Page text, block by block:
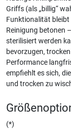
Griffs (als „billig“
Funktionalität bleibt
Reinigung betonen
sterilisiert werden
bevorzugen,
Performance
empfiehlt es sich,
und trocken zu
(*)